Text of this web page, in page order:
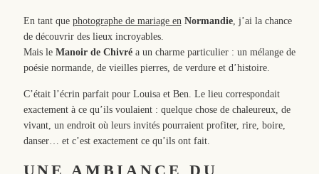
En tant que photographe de mariage enNormandie, j’ai la chance
de découvrir des lieux incroyables.
Mais le Manoir de Chivréa un charme particulier : un mélange de
poésie normande, de vieilles pierres, de verdure et d’histoire.
C’était l’écrin parfait pour Louisa et Ben. Le lieu correspondait
exactement à ce qu’ils voulaient : quelque chose de chaleureux, de
vivant, un endroit où leurs invités pourraient profiter, rire, boire,
danser… et c’est exactement ce qu’ils ont fait.
UNE AMBIANCE DU